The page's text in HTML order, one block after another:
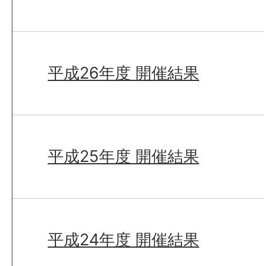
平成26年度 開催結果
平成25年度 開催結果
平成24年度 開催結果